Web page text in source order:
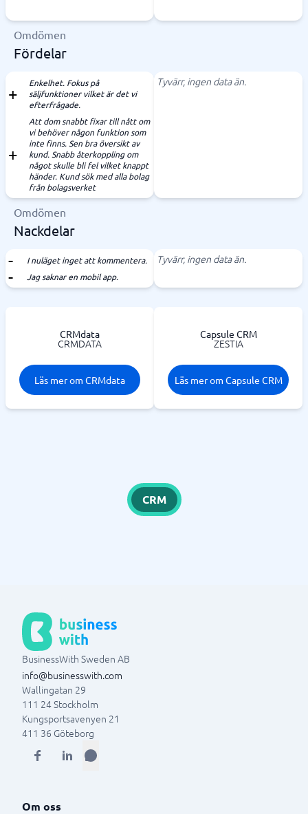
Omdömen
Fördelar
Enkelhet. Fokus på
säljfunktioner vilket är det vi
efterfrågade.
Att dom snabbt fixar till nått om
vi behöver någon funktion som
inte finns. Sen bra översikt av
kund. Snabb återkoppling om
något skulle bli fel vilket knappt
händer. Kund sök med alla bolag
från bolagsverket
Tyvärr, ingen data än.
Omdömen
Nackdelar
I nuläget inget att kommentera.
Jag saknar en mobil app.
Tyvärr, ingen data än.
CRMdata
CRMDATA
Läs mer om CRMdata
Capsule CRM
ZESTIA
Läs mer om Capsule CRM
CRM
BusinessWith Sweden AB
info@businesswith.com
Wallingatan 29
111 24Stockholm
Kungsportsavenyen 21
411 36 Göteborg
Om oss